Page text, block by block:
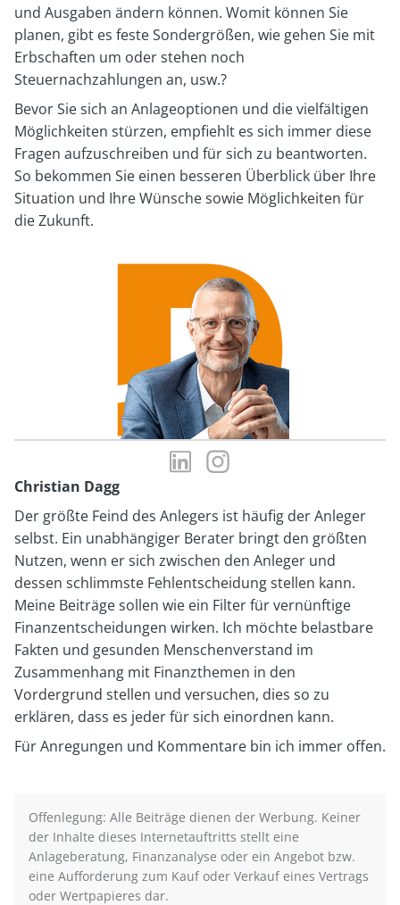
und Ausgaben ändern können. Womit können Sie
planen, gibt es feste Sondergrößen, wie gehen Sie mit
Erbschaften um oder stehen noch
Steuernachzahlungen an, usw.?
Bevor Sie sich an Anlageoptionen und die vielfältigen
Möglichkeiten stürzen, empfiehlt es sich immer diese
Fragen aufzuschreiben und für sich zu beantworten.
So bekommen Sie einen besseren Überblick über Ihre
Situation und Ihre Wünsche sowie Möglichkeiten für
die Zukunft.
LinkedIn-
Profil
Christian
Dagg
Christian
Dagg
Christian Dagg
Der größte Feind des Anlegers ist häufig der Anleger
selbst. Ein unabhängiger Berater bringt den größten
Nutzen, wenn er sich zwischen den Anleger und
dessen schlimmste Fehlentscheidung stellen kann.
Meine Beiträge sollen wie ein Filter für vernünftige
Finanzentscheidungen wirken. Ich möchte belastbare
Fakten und gesunden Menschenverstand im
Zusammenhang mit Finanzthemen in den
Vordergrund stellen und versuchen, dies so zu
erklären, dass es jeder für sich einordnen kann.
Für Anregungen und Kommentare bin ich immer offen.
Offenlegung: Alle Beiträge dienen der Werbung. Keiner
der Inhalte dieses Internetauftritts stellt eine
Anlageberatung, Finanzanalyse oder ein Angebot bzw.
eine Aufforderung zum Kauf oder Verkauf eines Vertrags
oder Wertpapieres dar.